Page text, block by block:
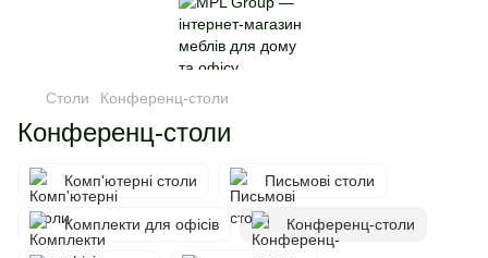
Столи Конференц-столи
Конференц-столи
Комп'ютерні столи Письмові столи
Комплекти для офісів Конференц-столи